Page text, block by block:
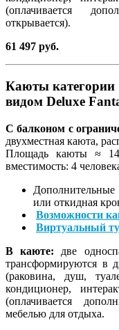
(оплачивается
открывается).
61 497 руб.
Каюты
видом Deluxe
С балконом c
двухместная каюта,
Площадь каюты ≈
вместимость: 4
или откидная
Возможности
Виртуальный
В каюте: две
трансформируются в
(раковина, душ,
кондиционер,
(оплачивается
мебелью для отдыха.